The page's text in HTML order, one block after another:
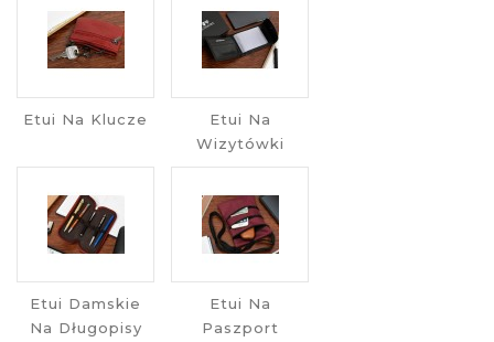
Etui Na Klucze
Etui Na
Wizytówki
Etui Damskie
Na Długopisy
Etui Na
Paszport